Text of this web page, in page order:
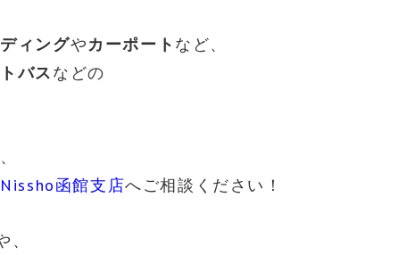
ィングやカーポート など、
バスなどの
Nissho函館支店へご相談ください！
、